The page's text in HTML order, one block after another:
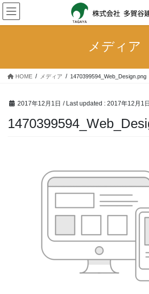
Skip
the
Skip
the
メディア
HOME メディア 1470399594_Web_Design.png
2017年12月1日 / Last updated : 2017年12月1日